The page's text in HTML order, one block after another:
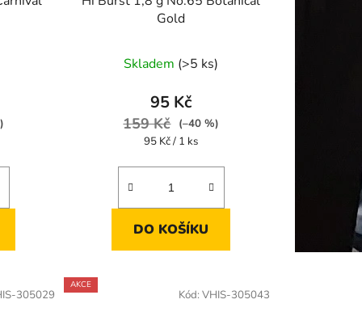
Gold
Skladem (>5 ks)
95 Kč
159 Kč (–40 %)
Měrná
95 Kč / 1 ks
DO KOŠÍKU
305029
AKCE
Kód: VHIS-305043